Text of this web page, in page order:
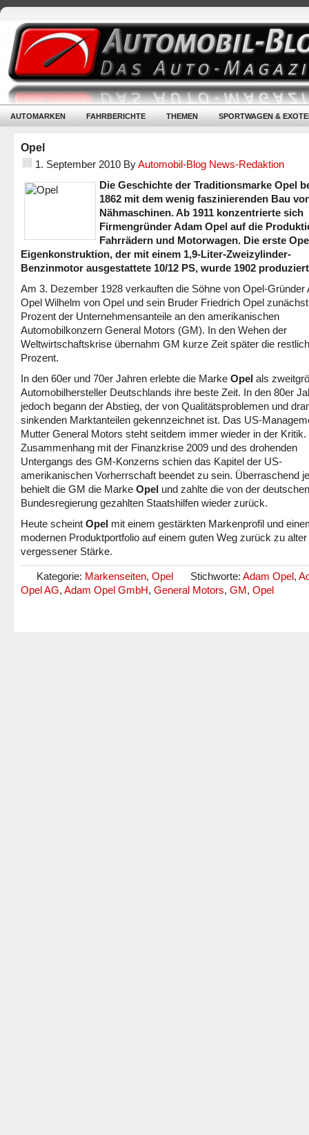
AUTOMARKEN FAHRBERICHTE THEMEN SPORTWAGEN &
Opel
1. September 2010 ByAutomobil-Blog News-Redaktion
Die Geschichte der Traditionsmarke Opel
1862 mit dem wenig faszinierenden Bau
Nähmaschinen. Ab 1911 konzentrierte sich
Firmengründer Adam Opel auf die
Fahrrädern und Motorwagen. Die erste
Eigenkonstruktion, der mit einem 1,9-Liter-Zweizylinder-
Benzinmotor ausgestattete 10/12 PS, wurde 1902
Am 3. Dezember 1928 verkauften die Söhne von Opel-Gründer
Opel Wilhelm von Opel und sein Bruder Friedrich Opel
Prozent der Unternehmensanteile an den amerikanischen
Automobilkonzern General Motors (GM). In den Wehen der
Weltwirtschaftskrise übernahm GM kurze Zeit später die
Prozent.
In den 60er und 70er Jahren erlebte die Marke Opel als
Automobilhersteller Deutschlands ihre beste Zeit. In den 80er
jedoch begann der Abstieg, der von Qualitätsproblemen und
sinkenden Marktanteilen gekennzeichnet ist. Das US-
Mutter General Motors steht seitdem immer wieder in der Kritik.
Zusammenhang mit der Finanzkrise 2009 und des drohenden
Untergangs des GM-Konzerns schien das Kapitel der US-
amerikanischen Vorherrschaft beendet zu sein. Überraschend
behielt die GM die Marke Opel und zahlte die von der deutschen
Bundesregierung gezahlten Staatshilfen wieder zurück.
Heute scheint Opel mit einem gestärkten Markenprofil und
modernen Produktportfolio auf einem guten Weg zurück zu alter
vergessener Stärke.
Kategorie: Markenseiten, Opel Stichworte: Adam Opel,
Opel AG, Adam Opel GmbH, General Motors, GM, Opel